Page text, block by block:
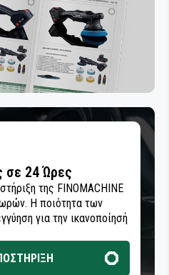
σε 24 Ώρες
της FINOMACHINE
Η ποιότητα των
για την ικανοποίησή